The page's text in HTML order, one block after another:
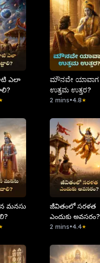
ఎలా
ಮೌನವೇ ಯಾವಾಗ
ಉತ್ತಮ ಉತ್ತರ?
2 mins•4.8★
మనసు
జీవితంలో సరళత
ఎందుకు అవసరం?
2 mins•4.4★